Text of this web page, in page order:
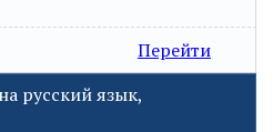
Перейти
русский язык,